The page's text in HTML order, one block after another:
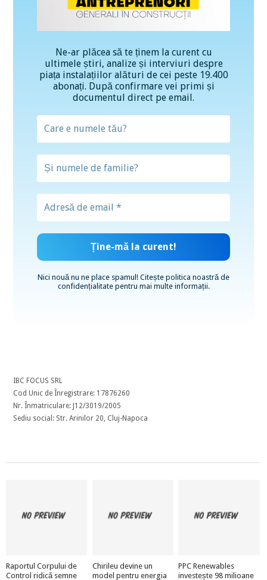
Ne-ar plăcea să te ținem la curent cu
ultimele știri, analize și interviuri despre
piața instalațiilor alături de cei peste 19.400
abonați. După confirmare vei primi și
documentul direct pe email.
Nici nouă nu ne place spamul! Citește politica noastră de
confidențialitatepentru mai multe informații.
IBC FOCUS SRL
Cod Unic de Înregistrare: 17876260
Nr. Înmatriculare: J12/3019/2005
Sediu social: Str. Arinilor 20, Cluj-Napoca
Raportul Corpului de
Control ridică semne
Chirileu devine un
model pentru energia
PPC Renewables
investește 98 milioane